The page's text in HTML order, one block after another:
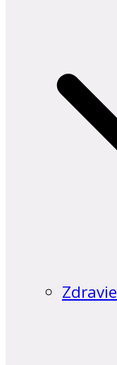
Zdravie